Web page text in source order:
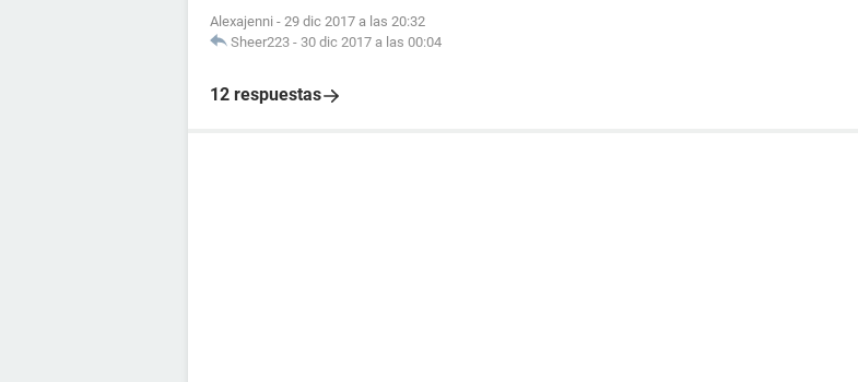
Alexajenni - 29 dic 2017 a las 20:32
Sheer223 - 30 dic 2017 a las 00:04
12 respuestas